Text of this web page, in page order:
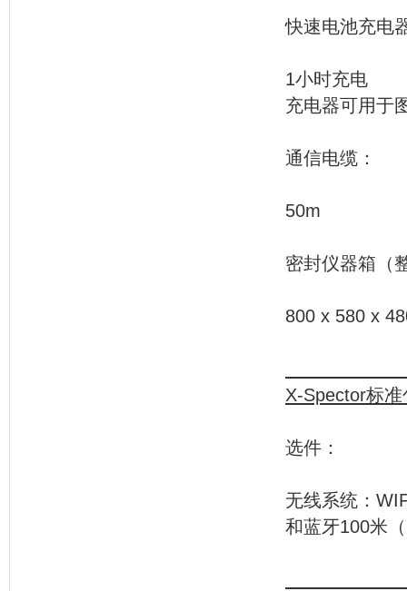
快速
1小时充电
充电器可用于
通
50m
密封
800 x 580 x
X-Spector标准
选件：
无线系统：
和蓝牙100米